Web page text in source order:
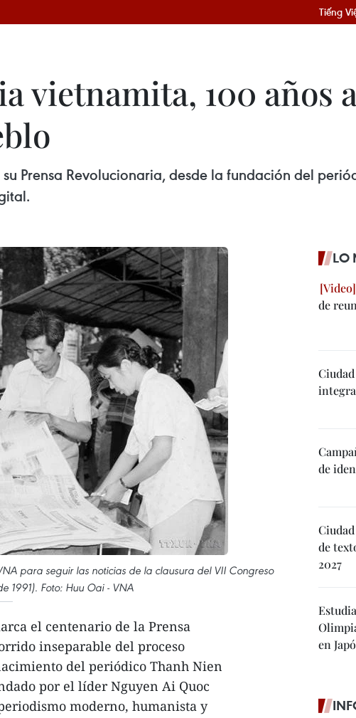
Tiếng
vietnamita, 100 años
Prensa Revolucionaria, desde la fundación del
para seguir las noticias de la clausura del VII Congreso
1991). Foto: Huu Oai - VNA
el centenario de la Prensa
inseparable del proceso
del periódico Thanh Nien
por el líder Nguyen Ai Quoc
moderno, humanista y
LO
de
de
de
2027
en